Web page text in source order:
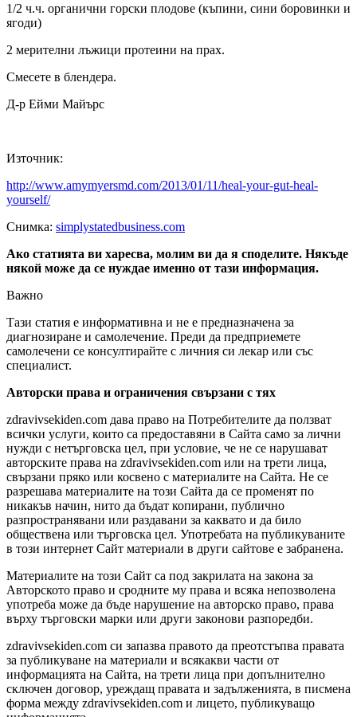
1/2 ч.ч. органични горски плодове (къпини, сини боровинки и
ягоди)
2 мерителни лъжици протеини на прах.
Смесете в блендера.
Д-р Ейми Майърс
Източник:
http://www.amymyersmd.com/2013/01/11/heal-your-gut-heal-
yourself/
Снимка: simplystatedbusiness.com
Ако статията ви харесва, молим ви да я споделите. Някъде
някой може да се нуждае именно от тази информация.
Важно
Тази статия е информативна и не е предназначена за
диагнозиране и самолечение. Преди да предприемете
самолечени се консултирайте с личния си лекар или със
специалист.
Авторски права и ограничения свързани с тях
zdravivsekiden.com дава право на Потребителите да ползват
всички услуги, които са предоставяни в Сайта само за лични
нужди с нетърговска цел, при условие, че не се нарушават
авторските права на zdravivsekiden.com или на трети лица,
свързани пряко или косвено с материалите на Сайта. Не се
разрешава материалите на този Сайта да се променят по
никакъв начин, нито да бъдат копирани, публично
разпространявани или раздавани за каквато и да било
обществена или търговска цел. Употребата на публикуваните
в този интернет Сайт материали в други сайтове е забранена.
Материалите на този Сайт са под закрилата на закона за
Авторското право и сродните му права и всяка непозволена
употреба може да бъде нарушение на авторско право, права
върху търговски марки или други законови разпоредби.
zdravivsekiden.com си запазва правото да преотстъпва правата
за публикуване на материали и всякакви части от
информацията на Сайта, на трети лица при допълнително
сключен договор, уреждащ правата и задълженията, в писмена
форма между zdravivsekiden.com и лицето, публикуващо